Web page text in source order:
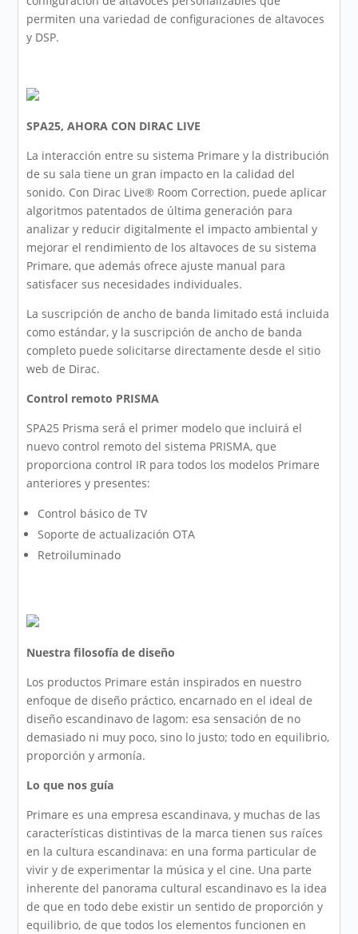
permiten una variedad de configuraciones de altavoces
y DSP.
SPA25, AHORA CON DIRAC LIVE
La interacción entre su sistema Primare y la distribución
de su sala tiene un gran impacto en la calidad del
sonido. Con Dirac Live® Room Correction, puede aplicar
algoritmos patentados de última generación para
analizar y reducir digitalmente el impacto ambiental y
mejorar el rendimiento de los altavoces de su sistema
Primare, que además ofrece ajuste manual para
satisfacer sus necesidades individuales.
La suscripción de ancho de banda limitado está incluida
como estándar, y la suscripción de ancho de banda
completo puede solicitarse directamente desde el sitio
web de Dirac.
Control remoto PRISMA
SPA25 Prisma será el primer modelo que incluirá el
nuevo control remoto del sistema PRISMA, que
proporciona control IR para todos los modelos Primare
anteriores y presentes:
Control básico de TV
Soporte de actualización OTA
Retroiluminado
Nuestra filosofía de diseño
Los productos Primare están inspirados en nuestro
enfoque de diseño práctico, encarnado en el ideal de
diseño escandinavo de lagom: esa sensación de no
demasiado ni muy poco, sino lo justo; todo en equilibrio,
proporción y armonía.
Lo que nos guía
Primare es una empresa escandinava, y muchas de las
características distintivas de la marca tienen sus raíces
en la cultura escandinava: en una forma particular de
vivir y de experimentar la música y el cine. Una parte
inherente del panorama cultural escandinavo es la idea
de que en todo debe existir un sentido de proporción y
equilibrio, de que todos los elementos funcionen en